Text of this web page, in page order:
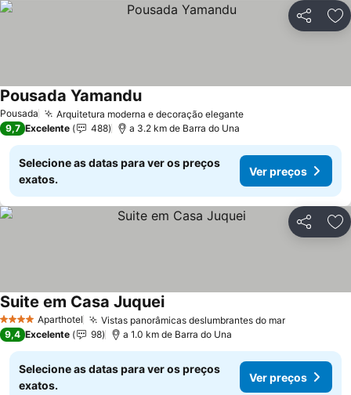
Partilhar
Pousada Arquitetura moderna e decoração elegante
Pousada Yamandu
9,7 Excelente 488 a 3.2 km de Barra do Una
Selecione as datas para ver os preços
exatos.
Ver preços
Partilhar
4 EstrelasAparthotel Vistas panorâmicas deslumbrantes do mar
Suite em Casa Juquei
9,4 Excelente 98 a 1.0 km de Barra do Una
Selecione as datas para ver os preços
exatos.
Ver preços